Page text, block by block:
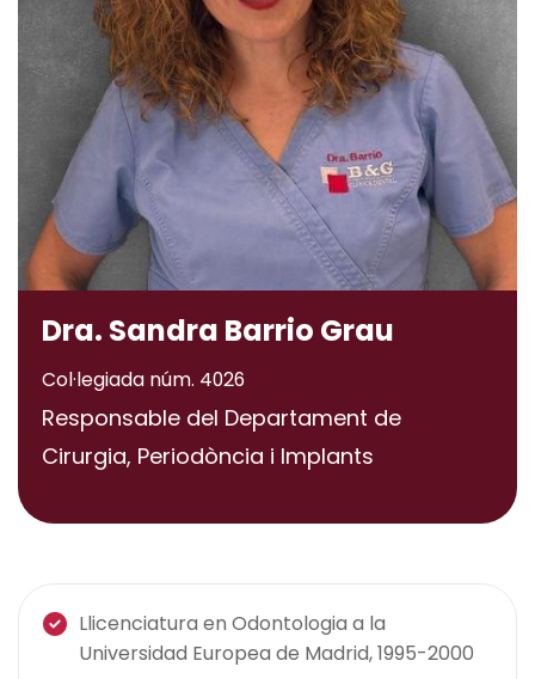
Dra. Sandra Barrio Grau
Col·legiada núm. 4026
Responsable del Departament de
Cirurgia, Periodòncia i Implants
Llicenciatura en Odontologia a la
Universidad Europea de Madrid, 1995-2000